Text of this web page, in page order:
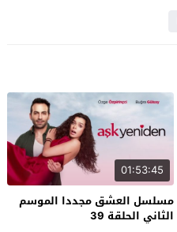
01:53:45
مسلسل العشق مجددا الموسم
الثاني الحلقة 39